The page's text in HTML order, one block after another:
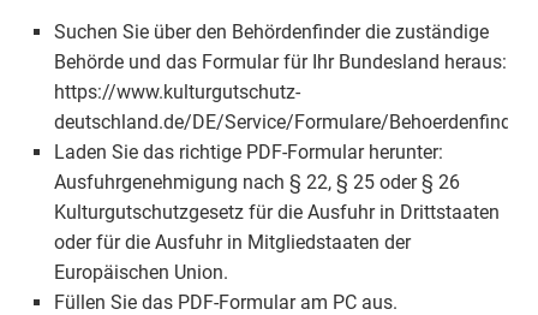
Suchen Sie über den Behördenfinder die zuständige
Behörde und das Formular für Ihr Bundesland heraus:
https://www.kulturgutschutz-
deutschland.de/DE/Service/Formulare/
Laden Sie das richtige PDF-Formular herunter:
Ausfuhrgenehmigung nach § 22, § 25 oder § 26
Kulturgutschutzgesetz für die Ausfuhr in Drittstaaten
oder für die Ausfuhr in Mitgliedstaaten der
Europäischen Union.
Füllen Sie das PDF-Formular am PC aus.